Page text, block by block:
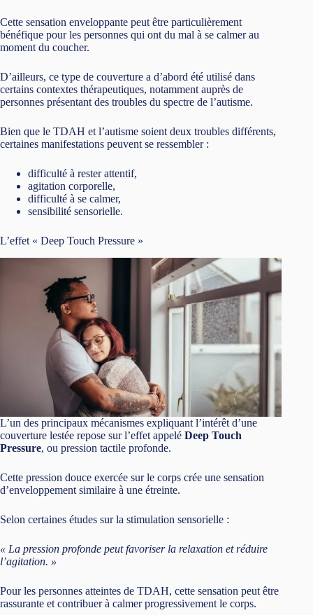
Cette sensation enveloppante peut être particulièrement
bénéfique pour les personnes qui ont du mal à se calmer au
moment du coucher.
D’ailleurs, ce type de couverture a d’abord été utilisé dans
certains contextes thérapeutiques, notamment auprès de
personnes présentant des troubles du spectre de l’autisme.
Bien que le TDAH et l’autisme soient deux troubles différents,
certaines manifestations peuvent se ressembler :
difficulté à rester attentif,
agitation corporelle,
difficulté à se calmer,
sensibilité sensorielle.
L’effet « Deep Touch Pressure »
L’un des principaux mécanismes expliquant l’intérêt d’une
couverture lestée repose sur l’effet appelé Deep Touch
Pressure, ou pression tactile profonde.
Cette pression douce exercée sur le corps crée une sensation
d’enveloppement similaire à une étreinte.
Selon certaines études sur la stimulation sensorielle :
« La pression profonde peut favoriser la relaxation et réduire
l’agitation. »
Pour les personnes atteintes de TDAH, cette sensation peut être
rassurante et contribuer à calmer progressivement le corps.